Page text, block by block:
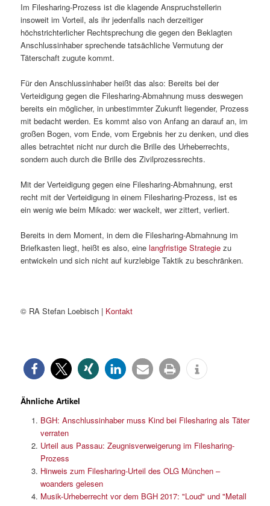
Im Filesharing-Prozess ist die klagende Anspruchstellerin
insoweit im Vorteil, als ihr jedenfalls nach derzeitiger
höchstrichterlicher Rechtsprechung die gegen den Beklagten
Anschlussinhaber sprechende tatsächliche Vermutung der
Täterschaft zugute kommt.
Für den Anschlussinhaber heißt das also: Bereits bei der
Verteidigung gegen die Filesharing-Abmahnung muss deswegen
bereits ein möglicher, in unbestimmter Zukunft liegender, Prozess
mit bedacht werden. Es kommt also von Anfang an darauf an, im
großen Bogen, vom Ende, vom Ergebnis her zu denken, und dies
alles betrachtet nicht nur durch die Brille des Urheberrechts,
sondern auch durch die Brille des Zivilprozessrechts.
Mit der Verteidigung gegen eine Filesharing-Abmahnung, erst
recht mit der Verteidigung in einem Filesharing-Prozess, ist es
ein wenig wie beim Mikado: wer wackelt, wer zittert, verliert.
Bereits in dem Moment, in dem die Filesharing-Abmahnung im
Briefkasten liegt, heißt es also, einelangfristige Strategie zu
entwickeln und sich nicht auf kurzlebige Taktik zu beschränken.
© RA Stefan Loebisch | Kontakt
Ähnliche Artikel
BGH: Anschlussinhaber muss Kind bei Filesharing als Täter
verraten
Urteil aus Passau: Zeugnisverweigerung im Filesharing-
Prozess
Hinweis zum Filesharing-Urteil des OLG München –
woanders gelesen
Musik-Urheberrecht vor dem BGH 2017: "Loud" und "Metall